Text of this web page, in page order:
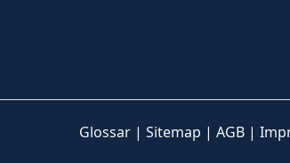
Glossar | Sitemap | AGB |